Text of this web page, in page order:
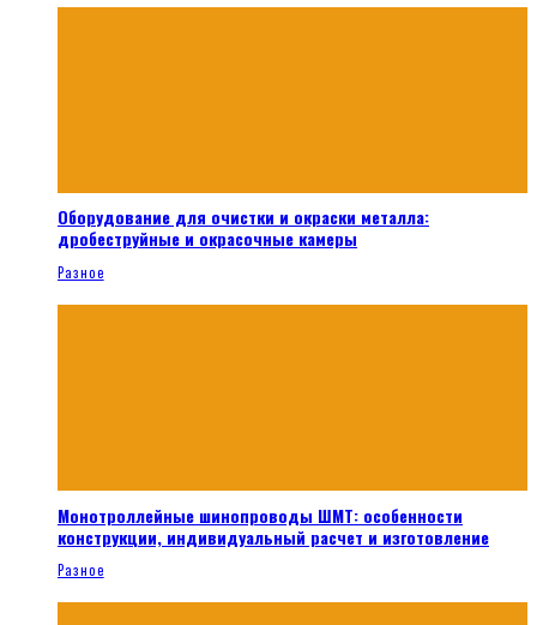
Оборудование для очистки и окраски металла:
дробеструйные и окрасочные камеры
Разное
Монотроллейные шинопроводы ШМТ: особенности
конструкции, индивидуальный расчет и изготовление
Разное